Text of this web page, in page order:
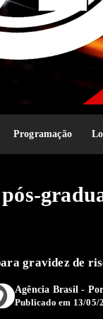
Programação
gravidez de
Agência Brasil -
Publicado em 13/05/